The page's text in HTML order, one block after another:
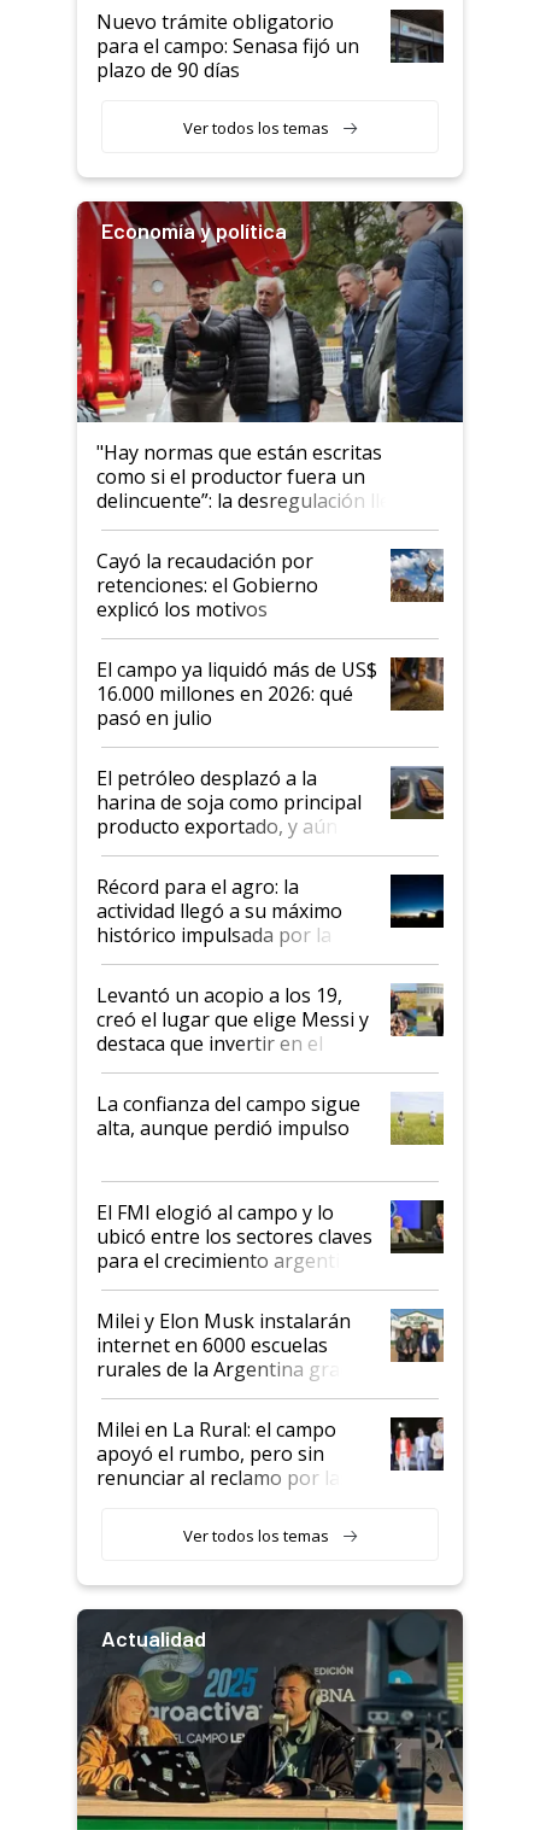
Nuevo trámite obligatorio
para el campo: Senasa fijó un
plazo de 90 días
Ver todos los temas
Economía y política
"Hay normas que están escritas
como si el productor fuera un
delincuente”: la desregulación llegó
al Congreso Aapresid y hasta se
habló del financiamiento al IPCVA
Cayó la recaudación por
retenciones: el Gobierno
explicó los motivos
El campo ya liquidó más de US$
16.000 millones en 2026: qué
pasó en julio
El petróleo desplazó a la
harina de soja como principal
producto exportado, y aún así
el agro aportó casi seis de cada
diez dólares y sostuvo el
liderazgo en un semestre
récord
Récord para el agro: la
actividad llegó a su máximo
histórico impulsada por la
cosecha y las exportaciones
Levantó un acopio a los 19,
creó el lugar que elige Messi y
destaca que invertir en el
kirchnerismo era como "darle
plata a un hijo para droga":
Juan Félix Rossetti, el libertario
que de una dura crisis salió
de Milei
La confianza del campo sigue
alta, aunque perdió impulso
El FMI elogió al campo y lo
ubicó entre los sectores claves
para el crecimiento argentino
Milei y Elon Musk instalarán
internet en 6000 escuelas
rurales de la Argentina gracias
a un acuerdo con Starlink
Milei en La Rural: el campo
apoyó el rumbo, pero sin
renunciar al reclamo por las
Ver todos los temas
Actualidad